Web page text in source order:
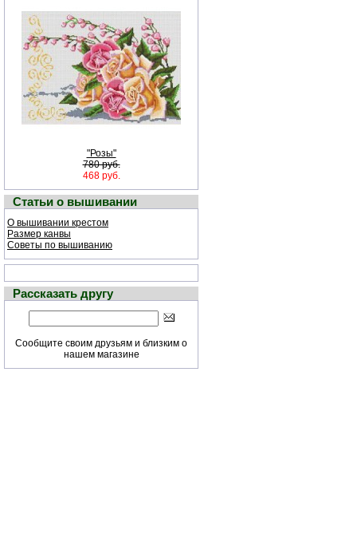
"Розы"
780 руб.
468 руб.
Статьи о вышивании
О вышивании крестом
Размер канвы
Советы по вышиванию
Рассказать другу
Сообщите своим друзьям и близким о
нашем магазине